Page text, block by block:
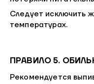
Следует исключить
температурах.
ПРАВИЛО 5.
Рекомендуется